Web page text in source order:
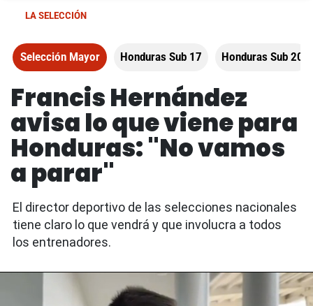
LA SELECCIÓN
Selección Mayor Honduras Sub 17 Honduras Sub 20
Francis Hernández
avisa lo que viene para
Honduras: "No vamos
a parar"
El director deportivo de las selecciones nacionales
tiene claro lo que vendrá y que involucra a todos
los entrenadores.